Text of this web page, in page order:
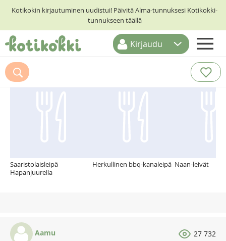
Kotikokin kirjautuminen uudistui! Päivitä Alma-tunnuksesi Kotikokki-
tunnukseen täällä
ETUSIVU
RESEPTIHAKU
Kirjaudu
Suosittelemme myös
Saaristolaisleipä
Hapanjuurella
Herkullinen bbq-kanaleipä Naan-leivät
Aamu 27 732